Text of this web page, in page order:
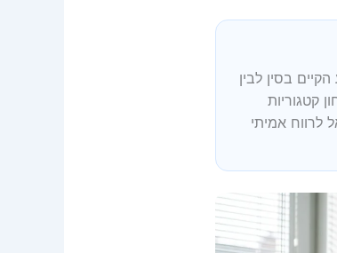
בסין לבין
קטגוריות
לרווח אמיתי